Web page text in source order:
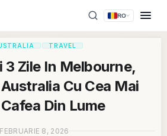
RO
TRAVEL
3 Zile In Melbourne,
Cu Cea Mai
Din Lume
FEBRUARIE 8, 2026